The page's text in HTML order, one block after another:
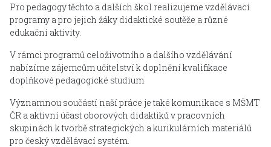
Pro pedagogy těchto a dalších škol realizujeme vzdělávací
programy a pro jejich žáky didaktické soutěže a různé
edukační aktivity.
V rámci programů celoživotního a dalšího vzdělávání
nabízíme zájemcům učitelství k doplnění kvalifikace
doplňkové pedagogické studium
Významnou součástí naší práce je také komunikace s MŠMT
ČR a aktivní účast oborových didaktiků v pracovních
skupinách k tvorbě strategických a kurikulárních materiálů
pro český vzdělávací systém.